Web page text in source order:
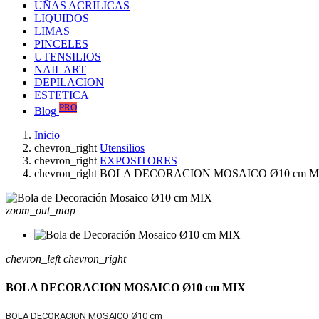
UÑAS ACRILICAS
LIQUIDOS
LIMAS
PINCELES
UTENSILIOS
NAIL ART
DEPILACION
ESTETICA
Blog PRO
Inicio
chevron_right Utensilios
chevron_right EXPOSITORES
chevron_right BOLA DECORACION MOSAICO Ø10 cm
zoom_out_map
chevron_left chevron_right
BOLA DECORACION MOSAICO Ø10 cm MIX
BOLA DECORACION MOSAICO Ø10 cm